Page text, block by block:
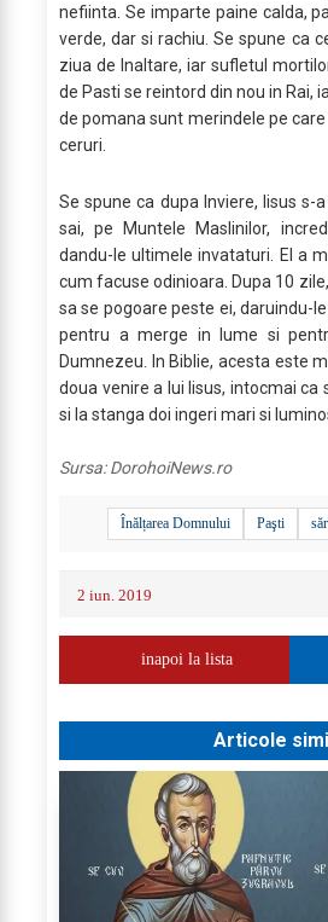
nefiinta. Se imparte paine calda,
verde, dar si rachiu. Se spune ca
ziua de Inaltare, iar sufletul
de Pasti se reintord din nou in Rai,
de pomana sunt merindele pe
ceruri.
Se spune ca dupa Inviere, Iisus
sai, pe Muntele Maslinilor,
dandu-le ultimele invataturi. El a
cum facuse odinioara. Dupa 10
sa se pogoare peste ei, daruindu-
pentru a merge in lume si
Dumnezeu. In Biblie, acesta este
doua venire a lui Iisus, intocmai ca
si la stanga doi ingeri mari si
Sursa:DorohoiNews.ro
Înălțarea Domnului Paşti
2 iun. 2019
inapoi la lista
Articole